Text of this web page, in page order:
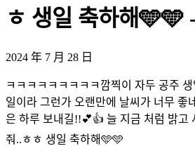
ㅎ 생일 축하해
2024 年 7 月 28 日
ㅋㅋㅋㅋㅋㅋㅋㅋㅋ깜찍이 자두 공주
일이라 그런가 오랜만에 날씨가 너무 좋
은 하루 보내길!!💕👍 늘 지금 처럼 밝고
줘..ㅎㅎ 생일 축하해🩵🩵